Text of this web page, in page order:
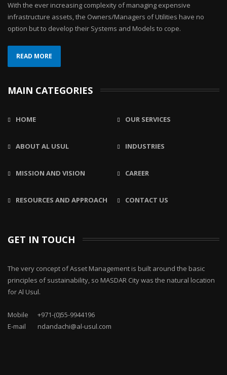
With the ever increasing complexity of managing expensive
infrastructure assets, the Owners/Managers of Utilities have no
option but to develop their Systems and Models to cope.
READ MORE
MAIN CATEGORIES
HOME
ABOUT AL USUL
MISSION AND VISION
RESOURCES AND APPROACH
OUR SERVICES
INDUSTRIES
CAREER
CONTACT US
GET IN TOUCH
The very concept of Asset Management is built around the basic
principles of sustainability, so MASDAR City was the natural location
for Al Usul.
Mobile
+971-(0)55-9944196
E-mail
ndandachi@al-usul.com